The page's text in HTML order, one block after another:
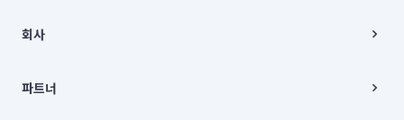
00019 |
주소 | 본사: 서울특별시 종로구 율곡로 6(중학동, 트윈트리빌딩) B동 5층
컨택센터 : 서울특별시 종로구 수송동 율곡로 24, 7층, 8층 미소
회사
채용
파트너